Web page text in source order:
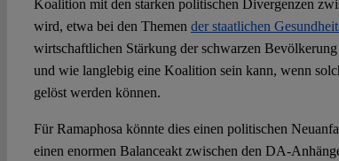
Koalition mit den starken politischen Divergenzen
wird, etwa bei den Themen der staatlichen
wirtschaftlichen Stärkung der schwarzen
und wie langlebig eine Koalition sein kann, wenn
gelöst werden können.
Für Ramaphosa könnte dies einen politischen
einen enormen Balanceakt zwischen den DA-